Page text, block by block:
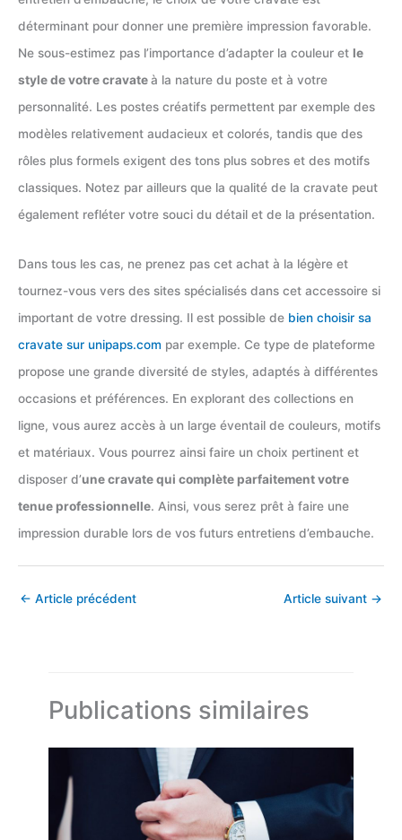
déterminant pour donner une première impression favorable.
Ne sous-estimez pas l’importance d’adapter la couleur et le
style de votre cravateà la nature du poste et à votre
personnalité. Les postes créatifs permettent par exemple des
modèles relativement audacieux et colorés, tandis que des
rôles plus formels exigent des tons plus sobres et des motifs
classiques. Notez par ailleurs que la qualité de la cravate peut
également refléter votre souci du détail et de la présentation.
Dans tous les cas, ne prenez pas cet achat à la légère et
tournez-vous vers des sites spécialisés dans cet accessoire si
important de votre dressing. Il est possible de bien choisir sa
cravate sur unipaps.com par exemple. Ce type de plateforme
propose une grande diversité de styles, adaptés à différentes
occasions et préférences. En explorant des collections en
ligne, vous aurez accès à un large éventail de couleurs, motifs
et matériaux. Vous pourrez ainsi faire un choix pertinent et
disposer d’une cravate qui complète parfaitement votre
tenue professionnelle. Ainsi, vous serez prêt à faire une
impression durable lors de vos futurs entretiens d’embauche.
← Article précédent Article suivant →
Publications similaires